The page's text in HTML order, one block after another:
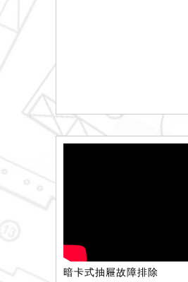
暗卡式抽屜故障排除